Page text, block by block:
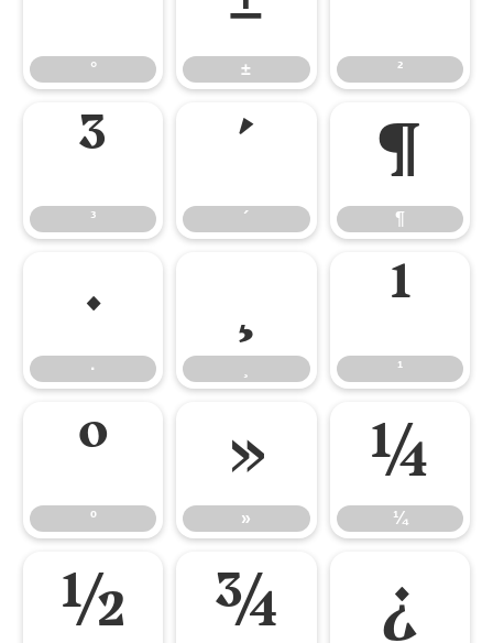
° ± ²
³
³
´
´
¶
¶
·
·
¸ ¹
¹
º
º
»
»
¼
¼
½ ¾ ¿